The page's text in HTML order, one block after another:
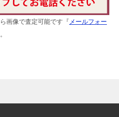
画像で査定可能です『 メールフォー